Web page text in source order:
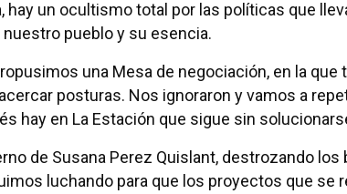
hay un ocultismo total por las políticas que
pueblo y su esencia.
una Mesa de negociación, en la
posturas. Nos ignoraron y vamos a
hay en La Estación que sigue sin
de Susana Perez Quislant, destrozando
luchando para que los proyectos que se